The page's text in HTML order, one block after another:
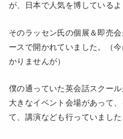
が、日本で人気を博しているよ
そのラッセン氏の個展＆即売
ースで開かれていました。（
かりませんが）
僕の通っていた英会話スクール
大きなイベント会場があって
て、講演なども行っていました